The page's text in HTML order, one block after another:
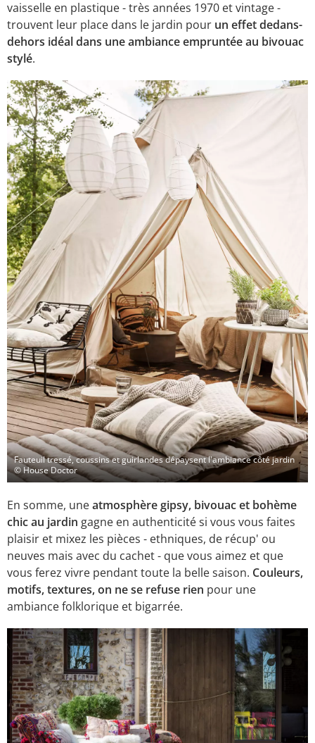
vaisselle en plastique - très années 1970 et vintage -
trouvent leur place dans le jardin pour un effet dedans-
dehors idéal dans une ambiance empruntée au bivouac
stylé.
Fauteuil tressé, coussins et guirlandes dépaysent l'ambiance côté jardin
© House Doctor
En somme, uneatmosphère gipsy, bivouac et bohème
chic au jardin gagne en authenticité si vous vous faites
plaisir et mixez les pièces - ethniques, de récup' ou
neuves mais avec du cachet - que vous aimez et que
vous ferez vivre pendant toute la belle saison. Couleurs,
motifs, textures, on ne se refuse rien pour une
ambiance folklorique et bigarrée.